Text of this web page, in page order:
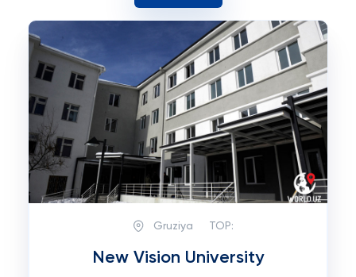
Gruziya TOP:
New Vision University